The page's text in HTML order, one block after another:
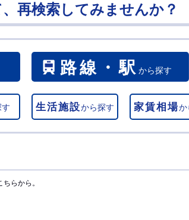
再検索してみませんか？
路線・駅から探す
生活施設から探す 家賃相場か
らから。